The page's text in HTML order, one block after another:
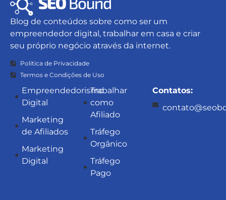
Blog de conteúdos sobre como ser um
empreendedor digital, trabalhar em casa e criar
seu próprio negócio através da internet.
Política de Privacidade
Termos e Condições de Uso
Empreendedorismo
Digital
Marketing
de Afiliados
Marketing
Digital
Trabalhar
como
Afiliado
Tráfego
Orgânico
Tráfego
Pago
Contatos: